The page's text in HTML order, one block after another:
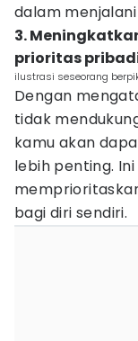
dalam
3.
prioritas
ilustrasi seseorang
Dengan
tidak
kamu akan
lebih penting.
bagi diri sendiri.